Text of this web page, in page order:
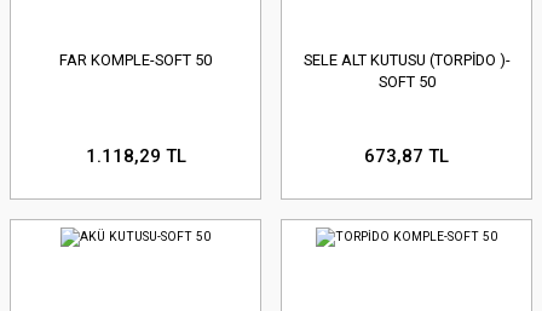
FAR KOMPLE-SOFT 50
1.118,29 TL
SELE ALT KUTUSU (TORPİDO )-
SOFT 50
673,87 TL